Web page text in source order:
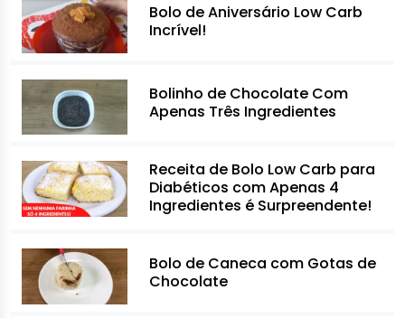
Bolo de Aniversário Low Carb
Incrível!
Bolinho de Chocolate Com
Apenas Três Ingredientes
Receita de Bolo Low Carb para
Diabéticos com Apenas 4
Ingredientes é Surpreendente!
Bolo de Caneca com Gotas de
Chocolate